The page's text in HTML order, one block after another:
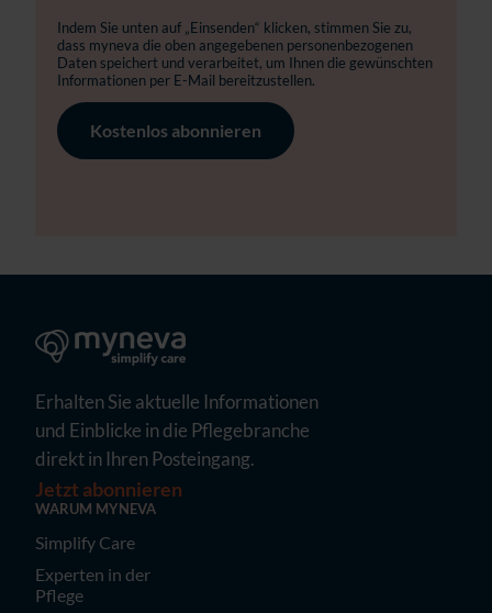
Indem Sie unten auf „Einsenden“ klicken, stimmen Sie zu,
dass myneva die oben angegebenen personenbezogenen
Daten speichert und verarbeitet, um Ihnen die gewünschten
Informationen per E-Mail bereitzustellen.
Erhalten Sie aktuelle Informationen
und Einblicke in die Pflegebranche
direkt in Ihren Posteingang.
Jetzt abonnieren
WARUM MYNEVA
Simplify Care
Experten in der
Pflege